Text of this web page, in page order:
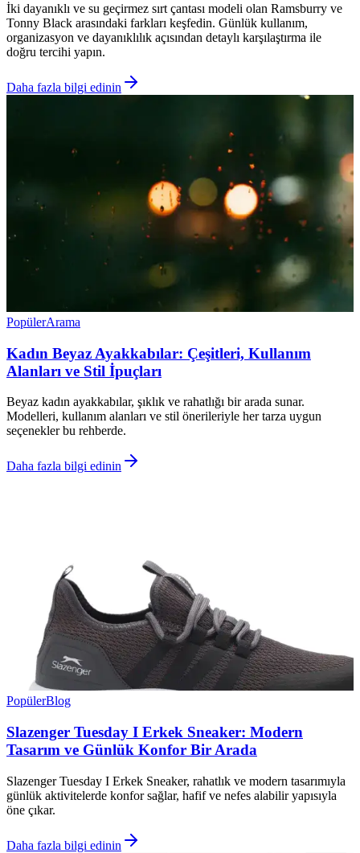
İki dayanıklı ve su geçirmez sırt çantası modeli olan Ramsburry ve
Tonny Black arasındaki farkları keşfedin. Günlük kullanım,
organizasyon ve dayanıklılık açısından detaylı karşılaştırma ile
doğru tercihi yapın.
Daha fazla bilgi edinin
PopülerArama
Kadın Beyaz Ayakkabılar: Çeşitleri, Kullanım
Alanları ve Stil İpuçları
Beyaz kadın ayakkabılar, şıklık ve rahatlığı bir arada sunar.
Modelleri, kullanım alanları ve stil önerileriyle her tarza uygun
seçenekler bu rehberde.
Daha fazla bilgi edinin
PopülerBlog
Slazenger Tuesday I Erkek Sneaker: Modern
Tasarım ve Günlük Konfor Bir Arada
Slazenger Tuesday I Erkek Sneaker, rahatlık ve modern tasarımıyla
günlük aktivitelerde konfor sağlar, hafif ve nefes alabilir yapısıyla
öne çıkar.
Daha fazla bilgi edinin